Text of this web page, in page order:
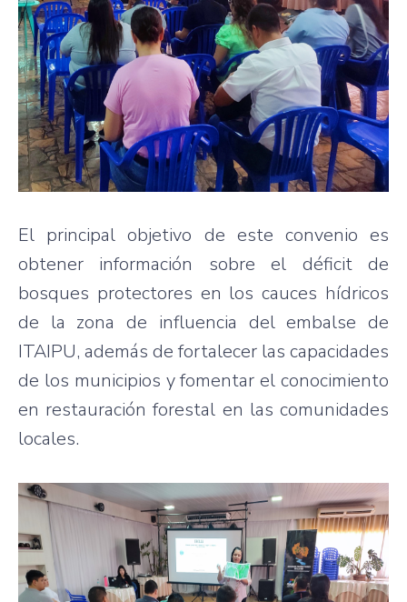
El principal objetivo de este convenio es
obtener información sobre el déficit de
bosques protectores en los cauces hídricos
de la zona de influencia del embalse de
ITAIPU, además de fortalecer las capacidades
de los municipios y fomentar el conocimiento
en restauración forestal en las comunidades
locales.